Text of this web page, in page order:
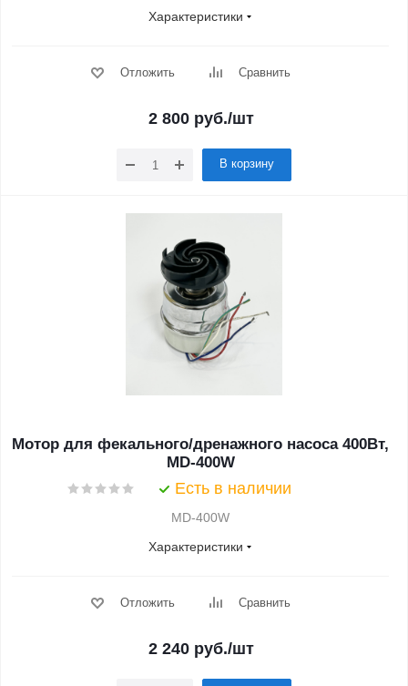
Характеристики
Отложить Сравнить
2 800руб./шт
В корзину
Мотор для фекального/дренажного насоса 400Вт,
MD-400W
Есть в наличии
MD-400W
Характеристики
Отложить Сравнить
2 240руб./шт